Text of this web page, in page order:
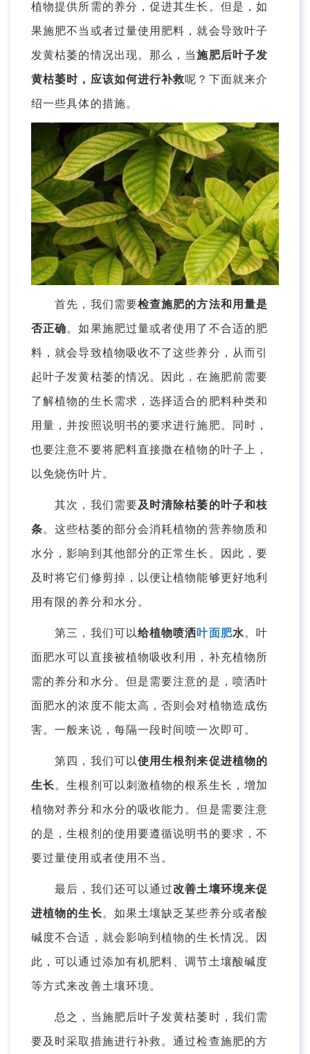
植物提供所需的养分，促进其生长。但是，如
果施肥不当或者过量使用肥料，就会导致叶子
发黄枯萎的情况出现。那么，当施肥后叶子发
黄枯萎时，应该如何进行补救呢？下面就来介
绍一些具体的措施。
首先，我们需要检查施肥的方法和用量是
否正确。如果施肥过量或者使用了不合适的肥
料，就会导致植物吸收不了这些养分，从而引
起叶子发黄枯萎的情况。因此，在施肥前需要
了解植物的生长需求，选择适合的肥料种类和
用量，并按照说明书的要求进行施肥。同时，
也要注意不要将肥料直接撒在植物的叶子上，
以免烧伤叶片。
其次，我们需要及时清除枯萎的叶子和枝
条。这些枯萎的部分会消耗植物的营养物质和
水分，影响到其他部分的正常生长。因此，要
及时将它们修剪掉，以便让植物能够更好地利
用有限的养分和水分。
第三，我们可以给植物喷洒叶面肥水。叶
面肥水可以直接被植物吸收利用，补充植物所
需的养分和水分。但是需要注意的是，喷洒叶
面肥水的浓度不能太高，否则会对植物造成伤
害。一般来说，每隔一段时间喷一次即可。
第四，我们可以使用生根剂来促进植物的
生长。生根剂可以刺激植物的根系生长，增加
植物对养分和水分的吸收能力。但是需要注意
的是，生根剂的使用要遵循说明书的要求，不
要过量使用或者使用不当。
最后，我们还可以通过改善土壤环境来促
进植物的生长。如果土壤缺乏某些养分或者酸
碱度不合适，就会影响到植物的生长情况。因
此，可以通过添加有机肥料、调节土壤酸碱度
等方式来改善土壤环境。
总之，当施肥后叶子发黄枯萎时，我们需
要及时采取措施进行补救。通过检查施肥的方